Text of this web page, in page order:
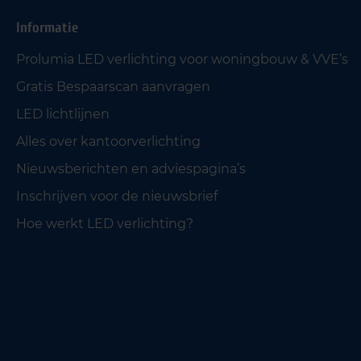
Informatie
Prolumia LED verlichting voor woningbouw & VVE’s
Gratis Bespaarscan aanvragen
LED lichtlijnen
Alles over kantoorverlichting
Nieuwsberichten en adviespagina’s
Inschrijven voor de nieuwsbrief
Hoe werkt LED verlichting?